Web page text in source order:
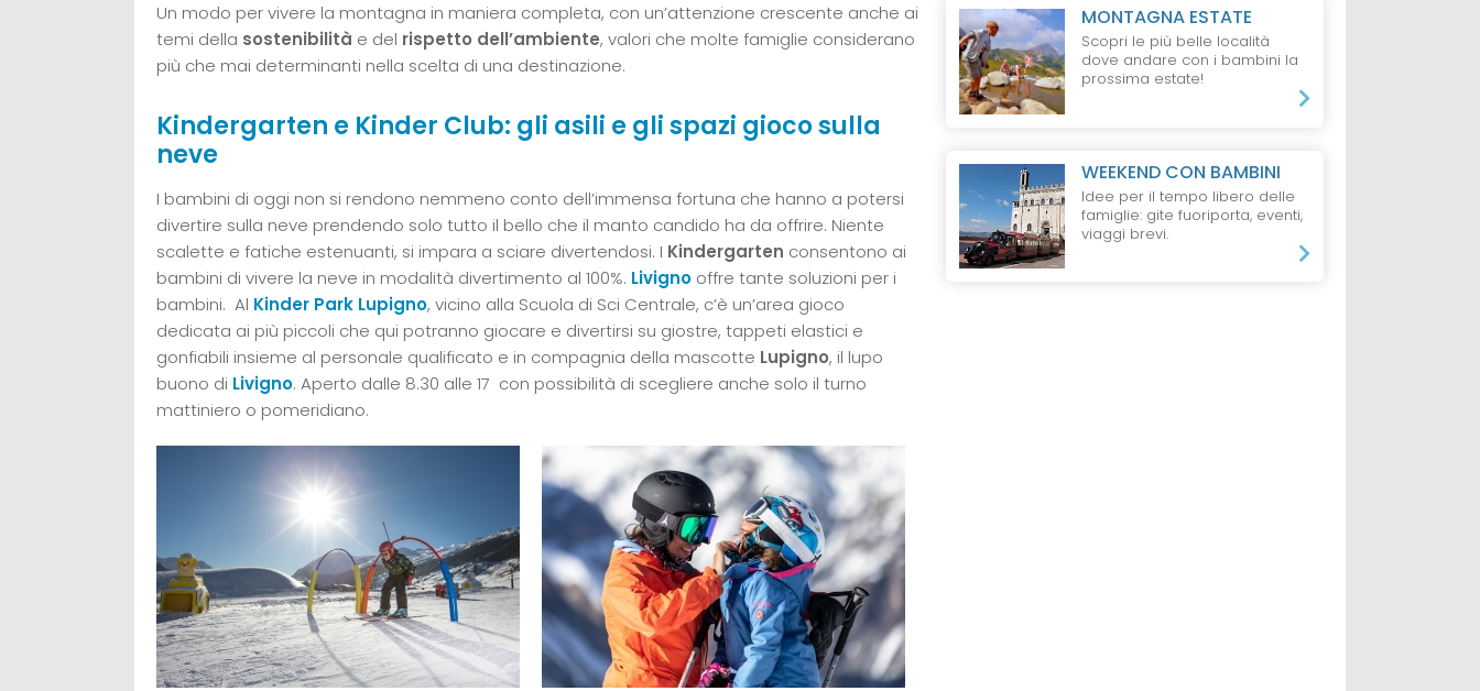
Un modo per vivere la montagna in maniera completa, con un’attenzione crescente anche ai
temi della sostenibilità e del rispetto dell’ambiente, valori che molte famiglie considerano
più che mai determinanti nella scelta di una destinazione.
Kindergarten e Kinder Club: gli asili e gli spazi gioco sulla
neve
I bambini di oggi non si rendono nemmeno conto dell’immensa fortuna che hanno a potersi
divertire sulla neve prendendo solo tutto il bello che il manto candido ha da offrire. Niente
scalette e fatiche estenuanti, si impara a sciare divertendosi. I Kindergarten consentono ai
bambini di vivere la neve in modalità divertimento al 100%. Livigno offre tante soluzioni per i
bambini. Al Kinder Park Lupigno, vicino alla Scuola di Sci Centrale, c’è un’area gioco
dedicata ai più piccoli che qui potranno giocare e divertirsi su giostre, tappeti elastici e
gonfiabili insieme al personale qualificato e in compagnia della mascotte Lupigno, il lupo
buono di Livigno. Aperto dalle 8.30 alle 17 con possibilità di scegliere anche solo il turno
mattiniero o pomeridiano.
MONTAGNA ESTATE
Scopri le più belle località
dove andare con i bambini la
prossima estate!
WEEKEND CON BAMBINI
Idee per il tempo libero delle
famiglie: gite fuoriporta, eventi,
viaggi brevi.